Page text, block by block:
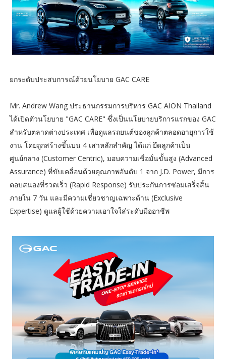
ยกระดับประสบการณ์ด้วยนโยบาย GAC CARE
Mr. Andrew Wang ประธานกรรมการบริหาร GAC AION Thailand
ได้เปิดตัวนโยบาย "GAC CARE" ซึ่งเป็นนโยบายบริการแรกของ GAC
สำหรับตลาดต่างประเทศ เพื่อดูแลรถยนต์ของลูกค้าตลอดอายุการใช้
งาน โดยถูกสร้างขึ้นบน 4 เสาหลักสำคัญ ได้แก่ ยึดลูกค้าเป็น
ศูนย์กลาง (Customer Centric), มอบความเชื่อมั่นขั้นสูง (Advanced
Assurance) ที่ขับเคลื่อนด้วยคุณภาพอันดับ 1 จาก J.D. Power, มีการ
ตอบสนองที่รวดเร็ว (Rapid Response) รับประกันการซ่อมเสร็จสิ้น
ภายใน 7 วัน และมีความเชี่ยวชาญเฉพาะด้าน (Exclusive
Expertise) ดูแลผู้ใช้ด้วยความเอาใจใส่ระดับมืออาชีพ